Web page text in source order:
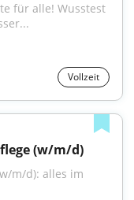
für alle! Wusstest
Vollzeit
(w/m/d)
m/d): alles im